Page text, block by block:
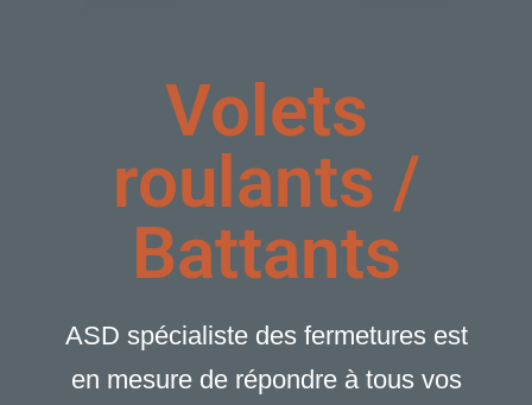
Volets
roulants /
Battants
ASD spécialiste des fermetures est
en mesure de répondre à tous vos